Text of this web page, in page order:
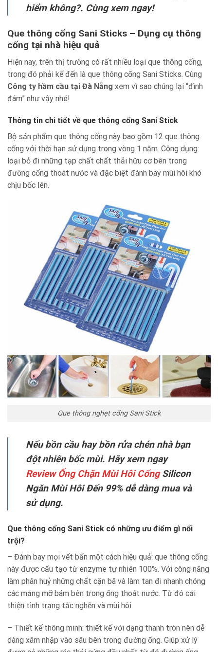
hiểm không?. Cùng xem ngay!
Que thông cống Sani Sticks – Dụng cụ thông
cống tại nhà hiệu quả
Hiện nay, trên thị trường có rất nhiều loại que thông cống,
trong đó phải kể đến là que thông cống Sani Sticks. Cùng
Công ty hầm cầu tại Đà Nẵng xem vì sao chúng lại “đình
đám” như vậy nhé!
Thông tin chi tiết về que thông cống Sani Stick
Bộ sản phẩm que thông cống này bao gồm 12 que thông
cống với thời hạn sử dụng trong vòng 1 năm. Công dụng:
loại bỏ đi những tạp chất chất thải hữu cơ bên trong
đường cống thoát nước và đặc biệt đánh bay mùi hôi khó
chịu bốc lên.
Que thông nghẹt cống Sani Stick
Nếu bồn cầu hay bồn rửa chén nhà bạn
đột nhiên bốc mùi. Hãy xem ngay
Review Ống Chặn Mùi Hôi CốngSilicon
Ngăn Mùi Hôi Đến 99% dễ dàng mua và
sử dụng.
Que thông cống Sani Stick có những ưu điểm gì nổi
trội?
– Đánh bay mọi vết bẩn một cách hiệu quả: que thông cống
này được cấu tạo từ enzyme tự nhiên 100%. Với công năng
làm phân huỷ những chất cặn bã và làm tan đi nhanh chóng
các mảng mỡ bám bên trong ống thoát nước. Từ đó cải
thiện tình trạng tắc nghẽn và mùi hôi.
– Thiết kế thông minh: thiết kế với dạng thanh tròn nên dễ
dàng xâm nhập vào sâu bên trong đường ống. Giúp xử lý